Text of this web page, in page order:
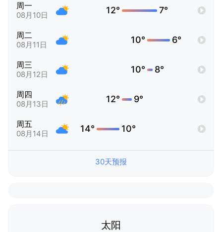
周一
08月10日 12° 7°
周二
08月11日 10° 6°
周三
08月12日 10° 8°
周四
08月13日 12° 9°
周五
08月14日 14° 10°
30天预报
太阳